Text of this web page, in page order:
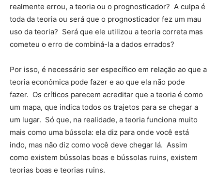
realmente errou, a teoria ou o prognosticador? A culpa é
toda da teoria ou será que o prognosticador fez um mau
uso da teoria? Será que ele utilizou a teoria correta mas
cometeu o erro de combiná-la a dados errados?
Por isso, é necessário ser específico em relação ao que a
teoria econômica pode fazer e ao que ela não pode
fazer. Os críticos parecem acreditar que a teoria é como
um mapa, que indica todos os trajetos para se chegar a
um lugar. Só que, na realidade, a teoria funciona muito
mais como uma bússola: ela diz para onde você está
indo, mas não diz como você deve chegar lá. Assim
como existem bússolas boas e bússolas ruins, existem
teorias boas e teorias ruins.